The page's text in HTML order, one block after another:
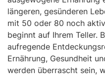
längeren, gesünderen
mit 50 oder 80 noch
beginnt auf Ihrem Teller.
aufregende
Ernährung, Gesundheit
werden überrascht sein,